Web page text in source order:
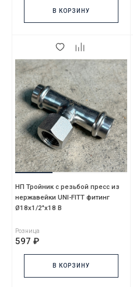
В КОРЗИНУ
НП Тройник с резьбой пресс из
нержавейки UNI-FITT фитинг
Ø18х1/2"х18 В
Розница
597 ₽
В КОРЗИНУ